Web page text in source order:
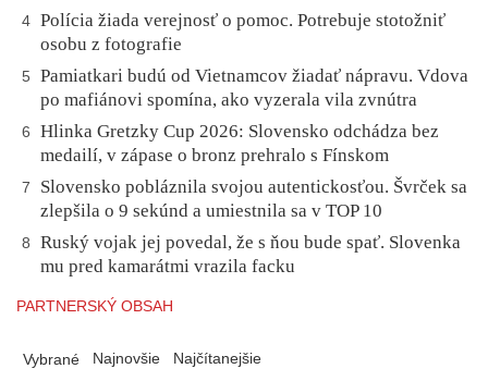
4 Polícia žiada verejnosť o pomoc. Potrebuje stotožniť
osobu z fotografie
5
Pamiatkari budú od Vietnamcov žiadať nápravu. Vdova
po mafiánovi spomína, ako vyzerala vila zvnútra
6
Hlinka Gretzky Cup 2026: Slovensko odchádza bez
medailí, v zápase o bronz prehralo s Fínskom
7
Slovensko pobláznila svojou autentickosťou. Švrček sa
zlepšila o 9 sekúnd a umiestnila sa v TOP 10
8
Ruský vojak jej povedal, že s ňou bude spať. Slovenka
mu pred kamarátmi vrazila facku
PARTNERSKÝ OBSAH
Vybrané Najnovšie Najčítanejšie